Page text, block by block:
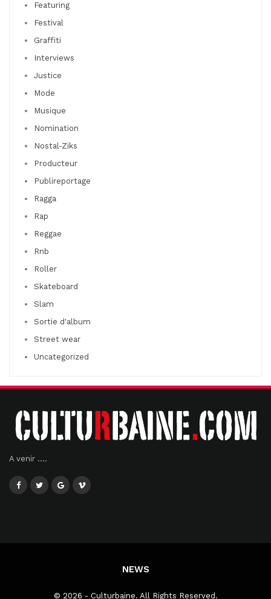
Featuring
Festival
Graffiti
Interviews
Justice
Mode
Musique
Nomination
Nostal-Ziks
Producteur
Publireportage
Ragga
Rap
Reggae
Rnb
Roller
Skateboard
Slam
Sortie d'album
Street wear
Uncategorized
A venir ....
NEWS
© 2026 - Culturbaine. All Rights Reserved.